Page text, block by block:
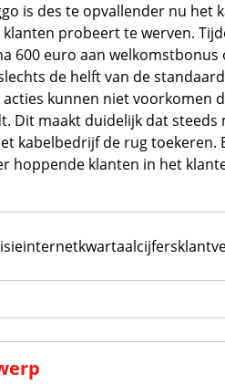
is des te opvallender nu het
probeert te werven.
600 euro aan
de helft van de
kunnen niet voorkomen
Dit maakt duidelijk dat steeds
kabelbedrijf de rug toekeren.
hoppende klanten in het
internetkwartaalcijfers